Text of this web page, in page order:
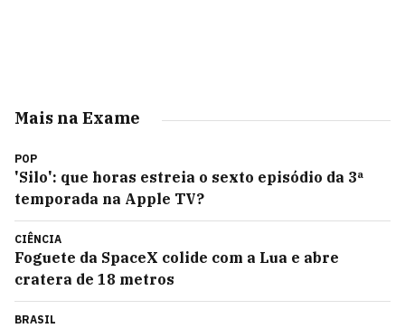
Mais na Exame
POP
'Silo': que horas estreia o sexto episódio da 3ª
temporada na Apple TV?
CIÊNCIA
Foguete da SpaceX colide com a Lua e abre
cratera de 18 metros
BRASIL